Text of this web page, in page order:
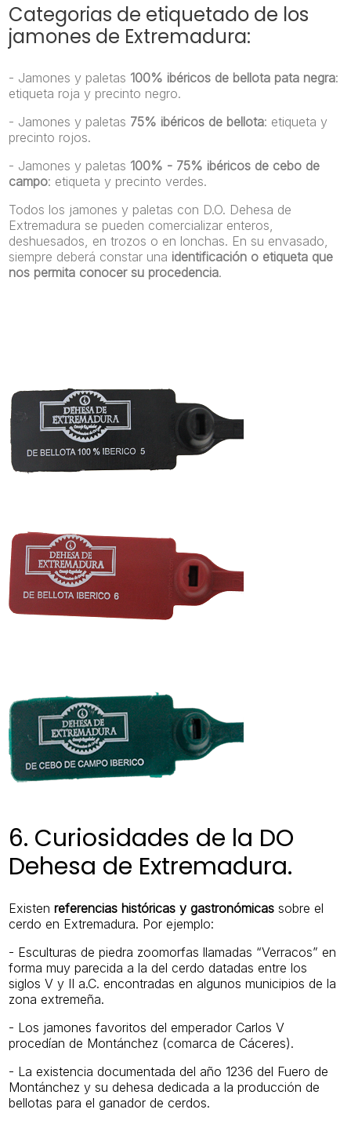
Categorias de etiquetado de los
jamones de Extremadura:
- Jamones y paletas 100% ibéricos de bellota pata negra:
etiqueta roja y precinto negro.
- Jamones y paletas 75% ibéricos de bellota: etiqueta y
precinto rojos.
- Jamones y paletas 100% - 75% ibéricos de cebo de
campo: etiqueta y precinto verdes.
Todos los jamones y paletas con D.O. Dehesa de
Extremadura se pueden comercializar enteros,
deshuesados, en trozos o en lonchas. En su envasado,
siempre deberá constar una identificación o etiqueta que
nos permita conocer su procedencia.
6. Curiosidades de la DO
Dehesa de Extremadura.
Existen referencias históricas y gastronómicas sobre el
cerdo en Extremadura. Por ejemplo:
- Esculturas de piedra zoomorfas llamadas “Verracos” en
forma muy parecida a la del cerdo datadas entre los
siglos V y II a.C. encontradas en algunos municipios de la
zona extremeña.
- Los jamones favoritos del emperador Carlos V
procedían de Montánchez (comarca de Cáceres).
- La existencia documentada del año 1236 del Fuero de
Montánchez y su dehesa dedicada a la producción de
bellotas para el ganador de cerdos.